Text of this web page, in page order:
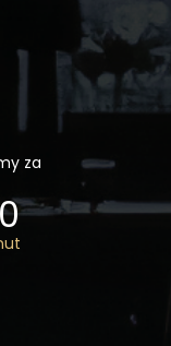
za